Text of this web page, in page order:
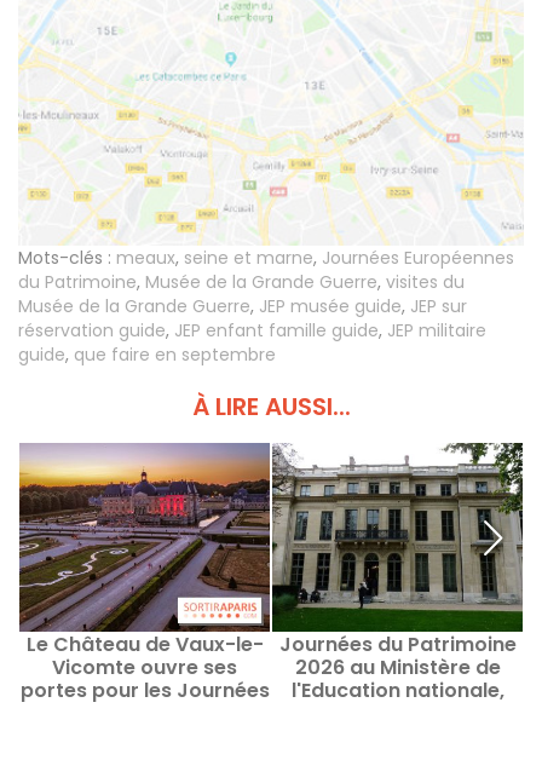
Mots-clés : meaux, seine et marne, Journées Européennes
du Patrimoine, Musée de la Grande Guerre, visites du
Musée de la Grande Guerre, JEP musée guide, JEP sur
réservation guide, JEP enfant famille guide, JEP militaire
guide, que faire en septembre
À LIRE AUSSI...
Le Château de Vaux-le-
Vicomte ouvre ses
portes pour les Journées
Journées du Patrimoine
2026 au Ministère de
l'Education nationale,